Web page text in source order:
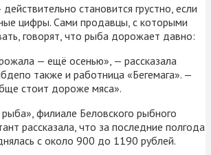
становится грустно, если
цифры. Сами продавцы, с которыми
говорят, что рыба дорожает давно:
— ещё осенью», — рассказала
также и работница «Бегемага». —
стоит дороже мяса».
филиале Беловского рыбного
рассказала, что за последние полгода
с около 900 до 1190 рублей.